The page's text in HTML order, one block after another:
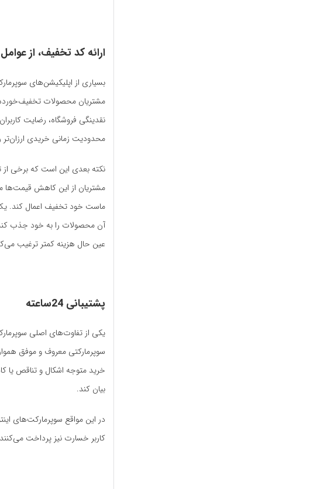
ارائه کد تخفیف، از
بسیاری از اپلیکیشن‌های
مشتریان محصولات
نقدینگی فروشگاه، رضایت
محدودیت زمانی خریدی
نکته بعدی این است که برخی
مشتریان از این کاهش قیمت‌ها
ماست خود تخفیف اعمال کند. یک
آن محصولات را به خود جذب
عین حال هزینه کمتر ترغیب
پشتیبانی 24ساعته
سوپرمارکتی معروف و موفق
خرید متوجه اشکال و تناقص یا
بیان کند.
در این مواقع سوپرمارکت‌های
کاربر خسارت نیز پرداخت